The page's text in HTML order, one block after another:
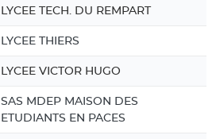
LYCEE TECH. DU REMPART
LYCEE THIERS
LYCEE VICTOR HUGO
SAS MDEP MAISON DES
ETUDIANTS EN PACES